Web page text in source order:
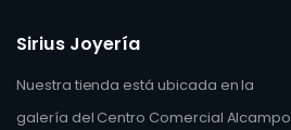
Sirius Joyería
Nuestra tienda está ubicada en la
galería del Centro Comercial Alcampo